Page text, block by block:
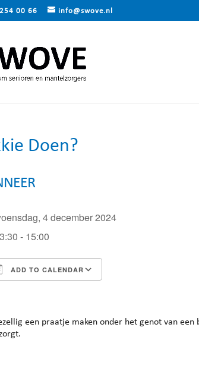
00 66 info@swove.nl
Doen?
4 december 2024
- 15:00
ADD TO CALENDAR
een praatje maken onder het genot van